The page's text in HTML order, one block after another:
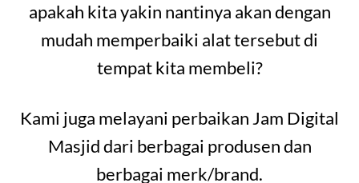
apakah kita yakin nantinya akan dengan
mudah memperbaiki alat tersebut di
tempat kita membeli?
Kami juga melayani perbaikan Jam Digital
Masjid dari berbagai produsen dan
berbagai merk/brand.